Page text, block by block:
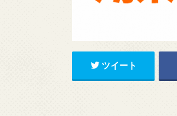
ツイート